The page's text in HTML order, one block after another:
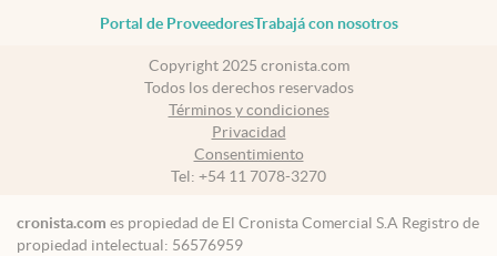
Portal de ProveedoresTrabajá con nosotros
Copyright 2025 cronista.com
Todos los derechos reservados
Términos y condiciones
Privacidad
Consentimiento
Tel: +54 11 7078-3270
cronista.com es propiedad de El Cronista Comercial S.A Registro de
propiedad intelectual: 56576959